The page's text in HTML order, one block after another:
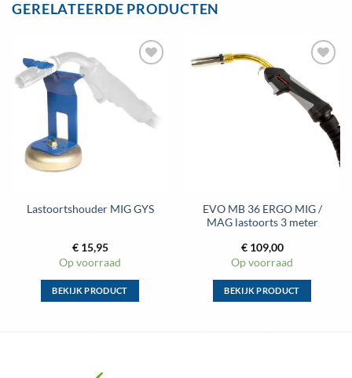
GERELATEERDE PRODUCTEN
Toevoegen
wenslijst
Lastoortshouder MIG GYS
€15,95
Op voorraad
BEKIJK PRODUCT
variaties.
Toevoegen
aan
wenslijst
EVO MB 36 ERGO MIG /
MAG lastoorts 3 meter
€109,00
Op voorraad
BEKIJK PRODUCT